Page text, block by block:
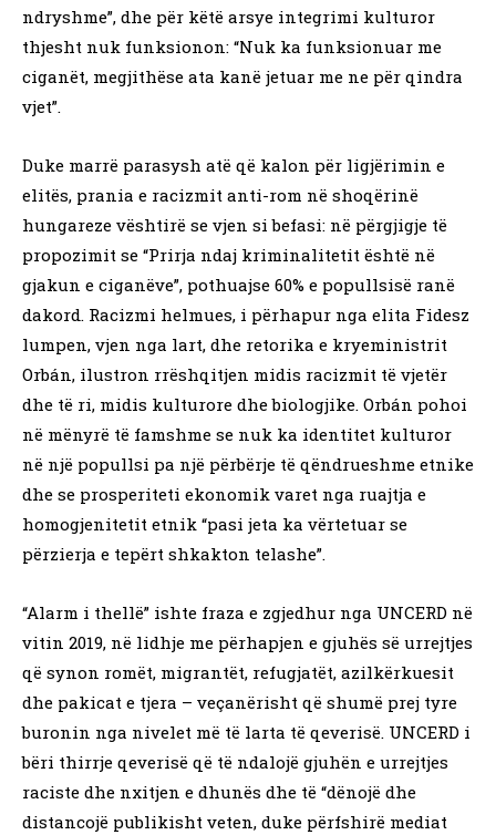
ndryshme”, dhe për këtë arsye integrimi kulturor
thjesht nuk funksionon: “Nuk ka funksionuar me
ciganët, megjithëse ata kanë jetuar me ne për qindra
vjet”.
Duke marrë parasysh atë që kalon për ligjërimin e
elitës, prania e racizmit anti-rom në shoqërinë
hungareze vështirë se vjen si befasi: në përgjigje të
propozimit se “Prirja ndaj kriminalitetit është në
gjakun e ciganëve”, pothuajse 60% e popullsisë ranë
dakord. Racizmi helmues, i përhapur nga elita Fidesz
lumpen, vjen nga lart, dhe retorika e kryeministrit
Orbán, ilustron rrëshqitjen midis racizmit të vjetër
dhe të ri, midis kulturore dhe biologjike. Orbán pohoi
në mënyrë të famshme se nuk ka identitet kulturor
në një popullsi pa një përbërje të qëndrueshme etnike
dhe se prosperiteti ekonomik varet nga ruajtja e
homogjenitetit etnik “pasi jeta ka vërtetuar se
përzierja e tepërt shkakton telashe”.
“Alarm i thellë” ishte fraza e zgjedhur nga UNCERD në
vitin 2019, në lidhje me përhapjen e gjuhës së urrejtjes
që synon romët, migrantët, refugjatët, azilkërkuesit
dhe pakicat e tjera – veçanërisht që shumë prej tyre
buronin nga nivelet më të larta të qeverisë. UNCERD i
bëri thirrje qeverisë që të ndalojë gjuhën e urrejtjes
raciste dhe nxitjen e dhunës dhe të “dënojë dhe
distancojë publikisht veten, duke përfshirë mediat